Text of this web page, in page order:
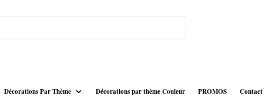
Décorations Par Thème Décorations par thème Couleur PROMOS Contact